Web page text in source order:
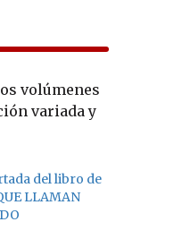
volúmenes
variada y